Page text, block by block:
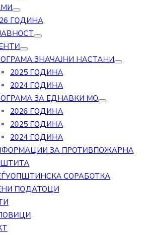
ГОДИНА
ЗНАЧАЈНИ НАСТАНИ
2025 ГОДИНА
2024 ГОДИНА
ЗА ЕДНАВКИ МО
2026 ГОДИНА
2025 ГОДИНА
2024 ГОДИНА
ЗА ПРОТИВПОЖАРНА
СОРАБОТКА
ПОДАТОЦИ